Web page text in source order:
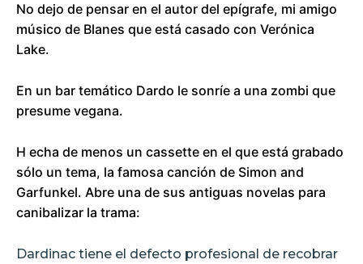
No dejo de pensar en el autor del epígrafe, mi amigo
músico de Blanes que está casado con Verónica
Lake.
En un bar temático Dardo le sonríe a una zombi que
presume vegana.
H echa de menos un cassette en el que está grabado
sólo un tema, la famosa canción de Simon and
Garfunkel. Abre una de sus antiguas novelas para
canibalizar la trama:
Dardinac tiene el defecto profesional de recobrar